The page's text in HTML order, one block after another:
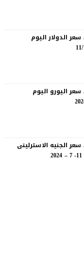
الدولار اليوم
اليورو اليوم
الجنيه الاسترلينى